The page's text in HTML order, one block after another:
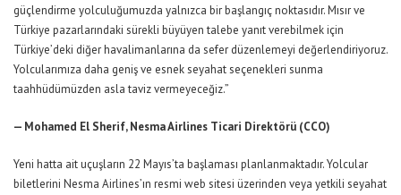
güçlendirme yolculuğumuzda yalnızca bir başlangıç noktasıdır. Mısır ve
Türkiye pazarlarındaki sürekli büyüyen talebe yanıt verebilmek için
Türkiye’deki diğer havalimanlarına da sefer düzenlemeyi değerlendiriyoruz.
Yolcularımıza daha geniş ve esnek seyahat seçenekleri sunma
taahhüdümüzden asla taviz vermeyeceğiz.”
— Mohamed El Sherif, Nesma Airlines Ticari Direktörü (CCO)
Yeni hatta ait uçuşların 22 Mayıs’ta başlaması planlanmaktadır. Yolcular
biletlerini Nesma Airlines’ın resmi web sitesi üzerinden veya yetkili seyahat